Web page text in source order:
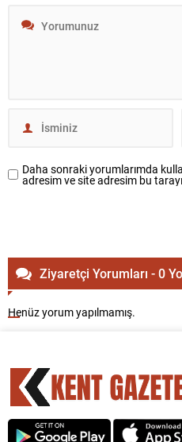
Daha sonraki yorumlarımda
adresim ve site adresim bu
Ziyaretçi Yorumları - 0
Henüz yorum yapılmamış.